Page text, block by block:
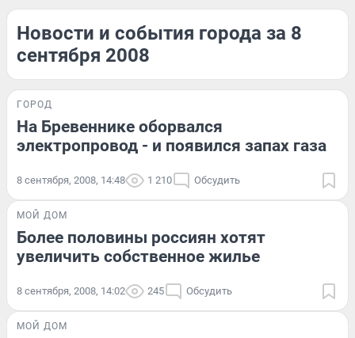
Новости и события города за 8
сентября 2008
ГОРОД
На Бревеннике оборвался
электропровод - и появился запах газа
8 сентября, 2008, 14:48 1 210 Обсудить
МОЙ ДОМ
Более половины россиян хотят
увеличить собственное жилье
8 сентября, 2008, 14:02 245 Обсудить
МОЙ ДОМ